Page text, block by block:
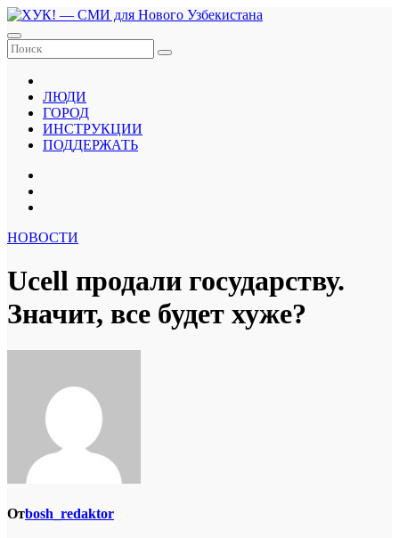
Перейти
к
содержанию
ЛЮДИ
ГОРОД
ИНСТРУКЦИИ
ПОДДЕРЖАТЬ
НОВОСТИ
Ucell продали государству.
Значит, все будет хуже?
Отbosh_redaktor